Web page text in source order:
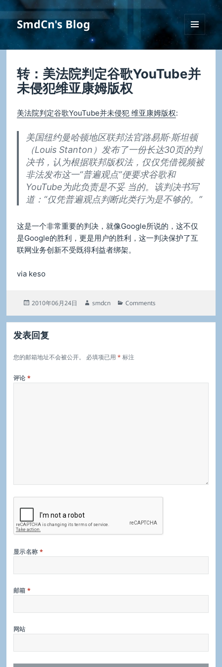
SmdCn's Blog
挂件
转：美法院判定谷歌YouTube并
未侵犯维亚康姆版权
美法院判定谷歌YouTube并未侵犯 维亚康姆版权:
美国纽约曼哈顿地区联邦法官路易斯·斯坦顿
（Louis Stanton）发布了一份长达30页的判
决书，认为根据联邦版权法，仅仅凭借视频被
非法发布这一“普遍观点”便要求谷歌和
YouTube为此负责是不妥 当的。该判决书写
道：“仅凭普遍观点判断此类行为是不够的。”
这是一个非常重要的判决，就像Google所说的，这不仅
是Google的胜利，更是用户的胜利，这一判决保护了互
联网业务创新不受既得利益者绑架。
via keso
发
于
2010年06月24日
作
smdcn
分
Comments
发表回复
您的邮箱地址不会被公开。 必填项已用 * 标注
评论*
显示名称*
邮箱*
网站